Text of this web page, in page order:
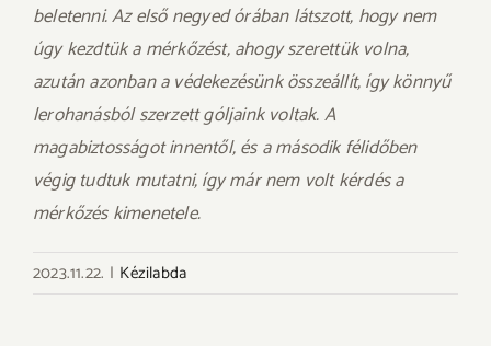
beletenni. Az első negyed órában látszott, hogy nem
úgy kezdtük a mérkőzést, ahogy szerettük volna,
azután azonban a védekezésünk összeállít, így könnyű
lerohanásból szerzett góljaink voltak. A
magabiztosságot innentől, és a második félidőben
végig tudtuk mutatni, így már nem volt kérdés a
mérkőzés kimenetele.
2023.11.22. | Kézilabda